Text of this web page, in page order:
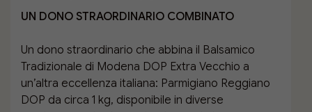
UN DONO STRAORDINARIO COMBINATO
Un dono straordinario che abbina il Balsamico
Tradizionale di Modena DOP Extra Vecchio a
un’altra eccellenza italiana: Parmigiano Reggiano
DOP da circa 1 kg, disponibile in diverse